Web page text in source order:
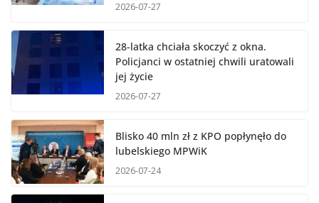
2026-07-27
28-latka chciała skoczyć z okna.
Policjanci w ostatniej chwili uratowali
jej życie
2026-07-27
Blisko 40 mln zł z KPO popłynęło do
lubelskiego MPWiK
2026-07-24